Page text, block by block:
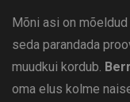
Mõni asi on
seda parandada
muudkui kordub.
oma elus kolme